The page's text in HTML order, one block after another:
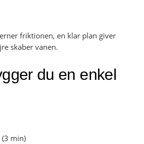
friktionen, en klar plan giver
skaber vanen.
du en enkel
min)